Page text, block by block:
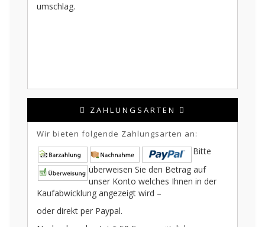
umschlag.
ZAHLUNGSARTEN
Wir bieten folgende Zahlungsarten an:
Bitte
überweisen Sie den Betrag auf
unser Konto welches Ihnen in der
Kaufabwicklung angezeigt wird –
oder direkt per Paypal.